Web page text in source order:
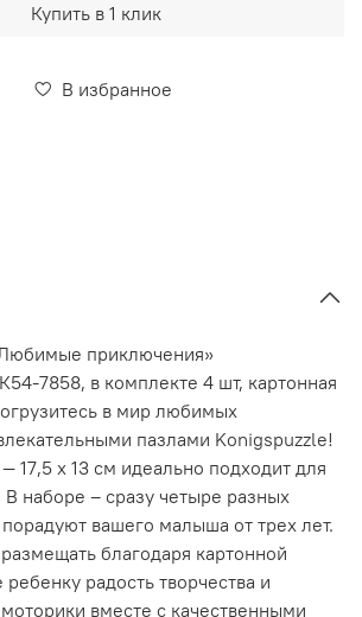
В избранное
Купить в 1 клик
приключения»
7858, в комплекте 4 шт, картонная
в мир любимых
пазлами Konigspuzzle!
17,5 х 13 см идеально подходит для
В наборе – сразу четыре разных
вашего малыша от трех лет.
благодаря картонной
радость творчества и
вместе с качественными